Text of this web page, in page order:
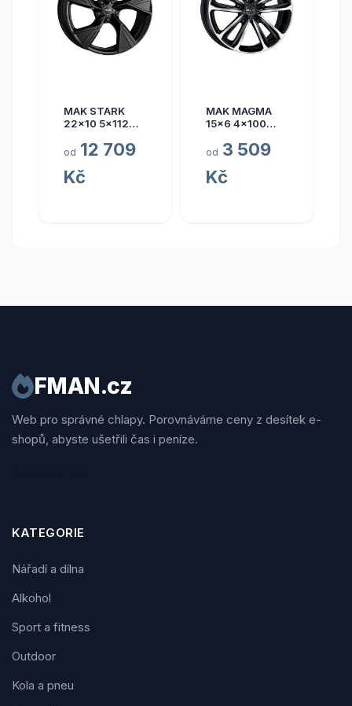
MAK STARK
22x10 5x112
od 12 709
Kč
MAK MAGMA
15x6 4x100
od 3 509
Kč
FMAN.cz
Web pro správné chlapy. Porovnáváme ceny z desítek e-
shopů, abyste ušetřili čas i peníze.
KATEGORIE
Nářadí a dílna
Alkohol
Sport a fitness
Outdoor
Kola a pneu